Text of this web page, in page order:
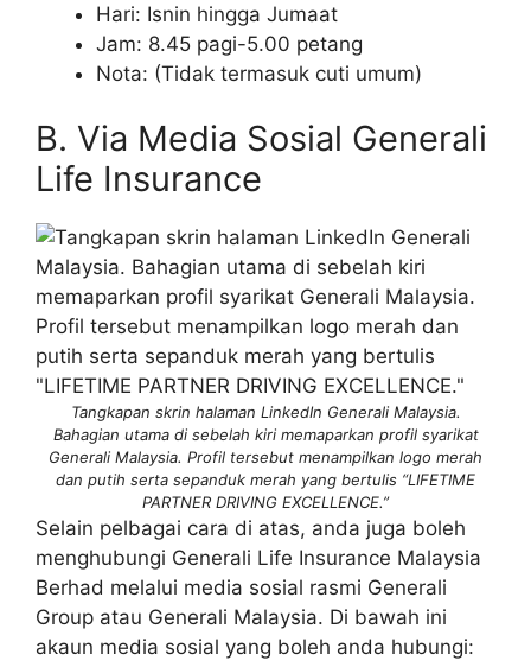
Hari: Isnin hingga Jumaat
Jam: 8.45 pagi-5.00 petang
Nota: (Tidak termasuk cuti umum)
B. Via Media Sosial Generali
Life Insurance
Tangkapan skrin halaman LinkedIn Generali Malaysia.
Bahagian utama di sebelah kiri memaparkan profil syarikat
Generali Malaysia. Profil tersebut menampilkan logo merah
dan putih serta sepanduk merah yang bertulis “LIFETIME
PARTNER DRIVING EXCELLENCE.”
Selain pelbagai cara di atas, anda juga boleh
menghubungi Generali Life Insurance Malaysia
Berhad melalui media sosial rasmi Generali
Group atau Generali Malaysia. Di bawah ini
akaun media sosial yang boleh anda hubungi: